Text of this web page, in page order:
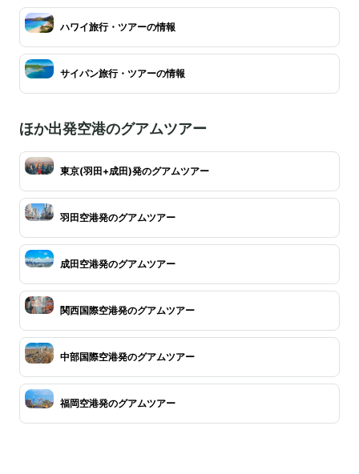
ハワイ旅行・ツアーの情報
サイパン旅行・ツアーの情報
ほか出発空港のグアムツアー
東京(羽田+成田)発のグアムツアー
羽田空港発のグアムツアー
成田空港発のグアムツアー
関西国際空港発のグアムツアー
中部国際空港発のグアムツアー
福岡空港発のグアムツアー